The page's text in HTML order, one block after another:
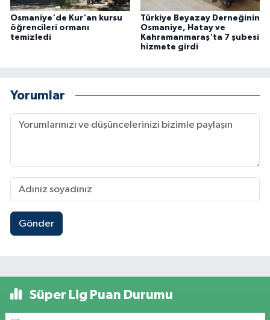
Osmaniye'de Kur'an kursu
öğrencileri ormanı
temizledi
Türkiye Beyazay Derneğinin
Osmaniye, Hatay ve
Kahramanmaraş'ta 7 şubesi
hizmete girdi
Yorumlar
Gönder
Süper Lig Puan Durumu